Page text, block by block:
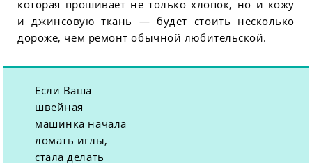
которая прошивает не только хлопок, но и кожу
и джинсовую ткань — будет стоить несколько
дороже, чем ремонт обычной любительской.
Если Ваша
швейная
машинка начала
ломать иглы,
стала делать